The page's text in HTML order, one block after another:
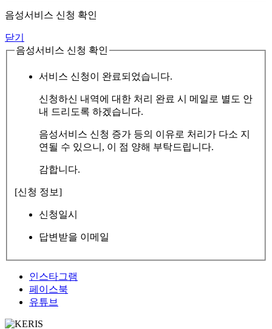
음성서비스 신청 확인
닫기
음성서비스 신청 확인
서비스 신청이 완료되었습니다.
신청하신 내역에 대한 처리 완료 시 메일로 별도 안
내 드리도록 하겠습니다.
음성서비스 신청 증가 등의 이유로 처리가 다소 지
연될 수 있으니, 이 점 양해 부탁드립니다.
감합니다.
[신청 정보]
신청일시
답변받을 이메일
인스타그램
페이스북
유튜브